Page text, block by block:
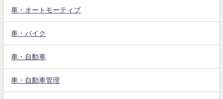
車・オートモーティブ
車・バイク
車・自動車
車・自動車管理